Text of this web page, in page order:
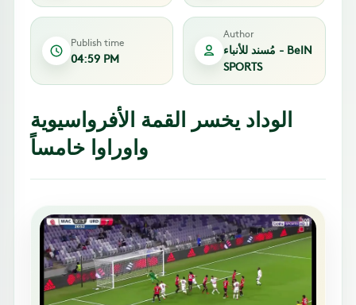
Publish time
04:59 PM
Author
مُسند للأنباء - BeIN
SPORTS
الوداد يخسر القمة الأفرواسيوية
واوراوا خامساً